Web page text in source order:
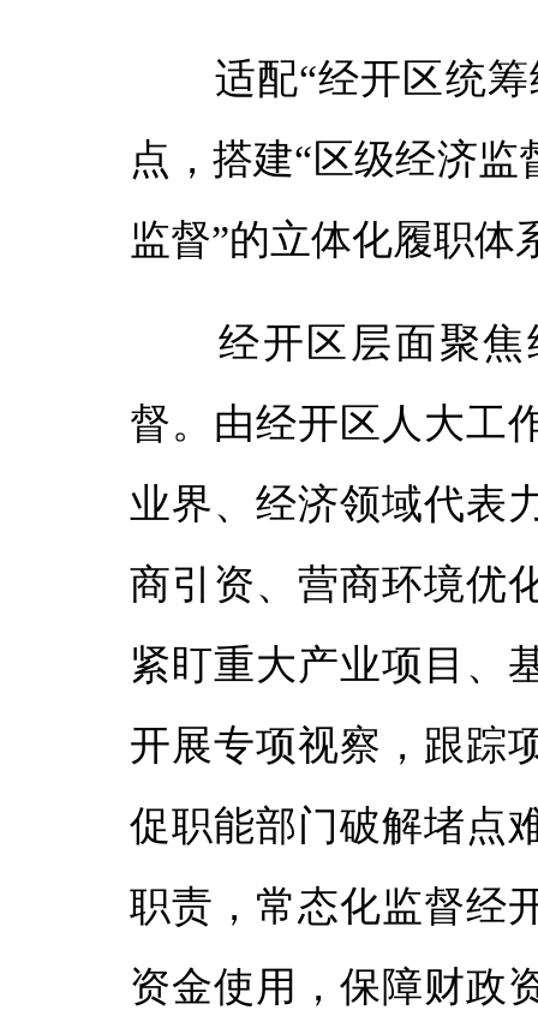
适配“经开区统筹
点，搭建“区级经济
监督”的立体化履职体
经开区层面聚焦
督。由经开区人大工
业界、经济领域代表
商引资、营商环境优
紧盯重大产业项目、
开展专项视察，跟踪
促职能部门破解堵点
职责，常态化监督经
资金使用，保障财政